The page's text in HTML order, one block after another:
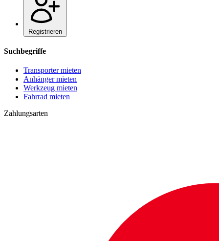
Registrieren
Suchbegriffe
Transporter mieten
Anhänger mieten
Werkzeug mieten
Fahrrad mieten
Zahlungsarten